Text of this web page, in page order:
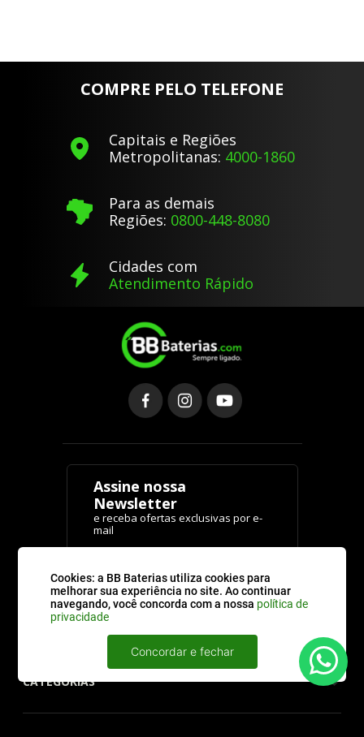
Cookies: a BB Baterias utiliza cookies para
melhorar sua experiência no site. Ao continuar
navegando, você concorda com a nossa política de
privacidade
Concordar e fechar
COMPRE PELO TELEFONE
Capitais e Regiões
Metropolitanas: 4000-1860
Para as demais
Regiões: 0800-448-8080
Cidades com
Atendimento Rápido
Assine nossa
Newsletter
ENVIAR
CATEGORIAS